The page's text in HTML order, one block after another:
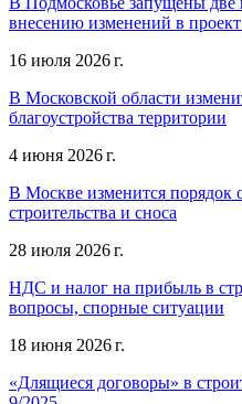
внесению изменений в
16 июля 2026 г.
В Московской области
благоустройства территории
4 июня 2026 г.
В Москве изменится порядок
строительства и сноса
28 июля 2026 г.
НДС и налог на прибыль в
вопросы, спорные ситуации
18 июня 2026 г.
«Длящиеся договоры» в